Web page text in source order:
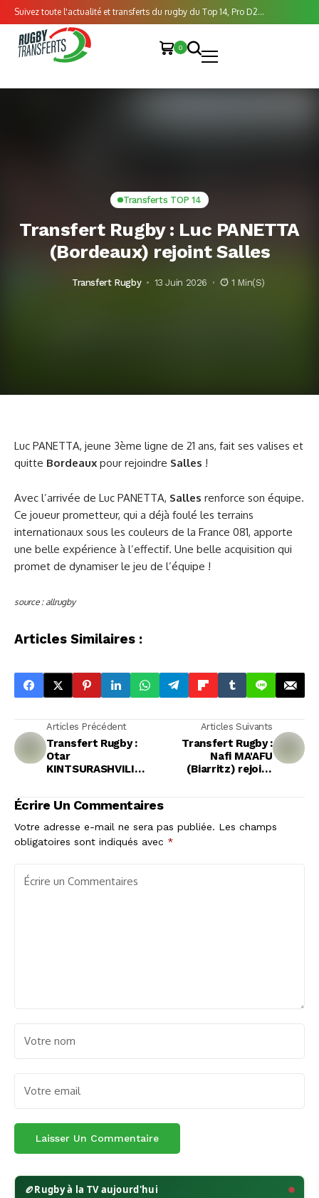
Suivez toute l'actualité et transferts du rugby du Top 14, Pro D2...
0
Transferts TOP 14
Transfert Rugby : Luc PANETTA
(Bordeaux) rejoint Salles
Transfert Rugby 13 Juin 2026 1 Min(s)
Luc PANETTA, jeune 3ème ligne de 21 ans, fait ses valises et
quitte Bordeaux pour rejoindre Salles !
Avec l’arrivée de Luc PANETTA, Salles renforce son équipe.
Ce joueur prometteur, qui a déjà foulé les terrains
internationaux sous les couleurs de la France 081, apporte
une belle expérience à l’effectif. Une belle acquisition qui
promet de dynamiser le jeu de l’équipe !
source : allrugby
Articles Similaires :
Articles Précédent
Transfert Rugby :
Otar
KINTSURASHVILI
Châteaurenard
Articles Suivants
Transfert Rugby :
Nafi MA'AFU
(Biarritz) rejoint
Écrire Un Commentaires
Votre adresse e-mail ne sera pas publiée. Les champs
obligatoires sont indiqués avec *
🏉Rugby à la TV aujourd'hui